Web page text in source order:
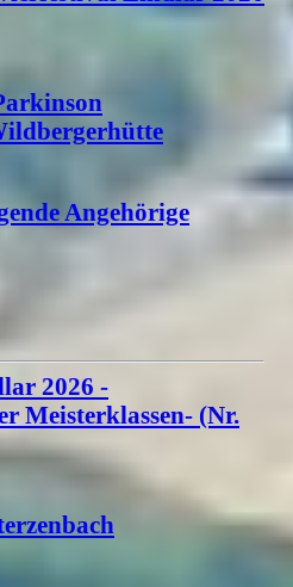
Angehörige
2026 -
Meisterklassen- (Nr.